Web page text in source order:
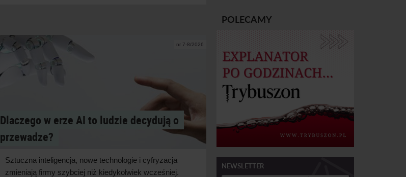
nr 7-8/2026
Dlaczego w erze AI to ludzie decydują o
przewadze?
Sztuczna inteligencja, nowe technologie i cyfryzacja
zmieniają firmy szybciej niż kiedykolwiek wcześniej.
POLECAMY
NEWSLETTER